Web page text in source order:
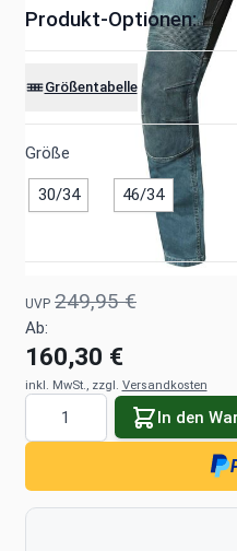
Produkt-Optionen:
Größentabelle
Größe
30/34 46/34
UVP 249,95 €
Ab:
160,30 €
inkl. MwSt., zzgl. Versandkosten
In den